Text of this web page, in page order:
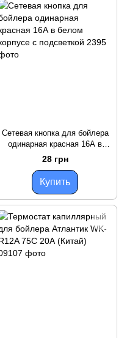
Сетевая кнопка для бойлера
одинарная красная 16А в
белом корпусе с подсветкой
28 грн
Купить